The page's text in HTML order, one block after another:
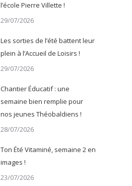
l’école Pierre Villette !
29/07/2026
Les sorties de l’été battent leur
plein à l’Accueil de Loisirs !
29/07/2026
Chantier Éducatif : une
semaine bien remplie pour
nos jeunes Théobaldiens !
28/07/2026
Ton Été Vitaminé, semaine 2 en
images !
23/07/2026